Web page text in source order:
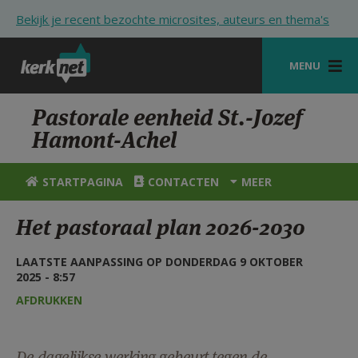
Bekijk je recent bezochte microsites, auteurs en thema's
MENU
STARTPAGINA
KERK
VIERINGEN
HULP
STARTPAGINA PORTAAL
Pastorale eenheid St.-Jozef
Hamont-Achel
STARTPAGINA CONTACTEN MEER
Het pastoraal plan 2026-2030
LAATSTE AANPASSING OP DONDERDAG 9 OKTOBER
2025 - 8:57
AFDRUKKEN